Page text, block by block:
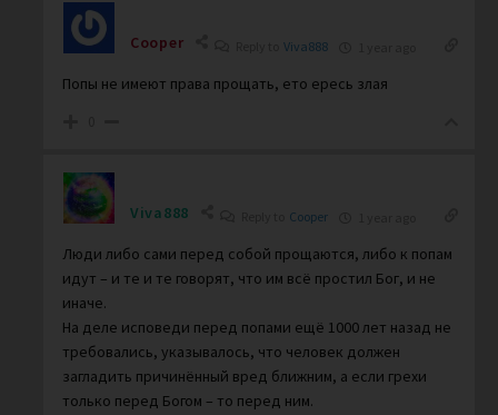
Cooper Reply toViva888
Попы не имеют права прощать, ето ересь злая
Viva888 Cooper
Люди либо сами перед собой прощаются, либо к попам
идут – и те и те говорят, что им всё простил Бог, и не
иначе.
На деле исповеди перед попами ещё 1000 лет назад не
требовались, указывалось, что человек должен
загладить причинённый вред ближним, а если грехи
только перед Богом – то перед ним.